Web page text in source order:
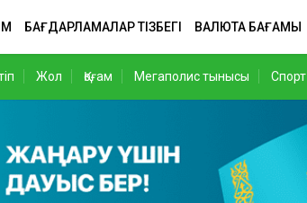
БАҒДАРЛАМАЛАР ТІЗБЕГІ ВАЛЮТА БАҒАМЫ
Жол Қоғам Мегаполис тынысы Спорт